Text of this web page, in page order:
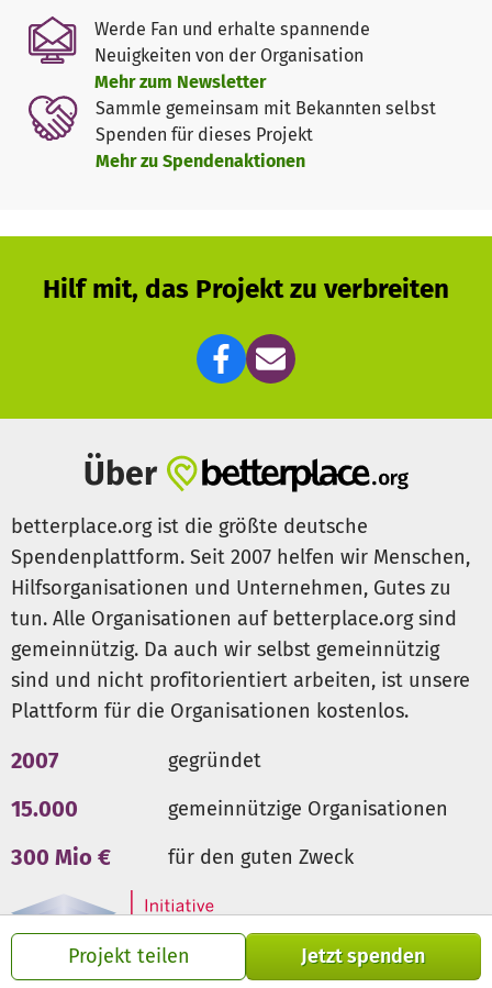
Projekt teilen Jetzt spenden
Werde Fan und erhalte spannende
Neuigkeiten von der Organisation
Mehr zum Newsletter
Sammle gemeinsam mit Bekannten selbst
Spenden für dieses Projekt
Mehr zu Spendenaktionen
Hilf mit, das Projekt zu verbreiten
Über
betterplace.org ist die größte deutsche
Spendenplattform. Seit 2007 helfen wir Menschen,
Hilfsorganisationen und Unternehmen, Gutes zu
tun. Alle Organisationen auf betterplace.org sind
gemeinnützig. Da auch wir selbst gemeinnützig
sind und nicht profitorientiert arbeiten, ist unsere
Plattform für die Organisationen kostenlos.
2007 gegründet
15.000 gemeinnützige Organisationen
300 Mio € für den guten Zweck